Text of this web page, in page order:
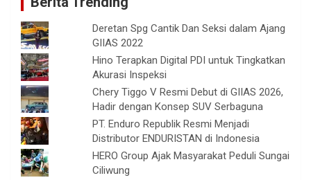
Deretan Spg Cantik Dan Seksi dalam Ajang
GIIAS 2022
Hino Terapkan Digital PDI untuk Tingkatkan
Akurasi Inspeksi
Chery Tiggo V Resmi Debut di GIIAS 2026,
Hadir dengan Konsep SUV Serbaguna
PT. Enduro Republik Resmi Menjadi
Distributor ENDURISTAN di Indonesia
HERO Group Ajak Masyarakat Peduli Sungai
Ciliwung